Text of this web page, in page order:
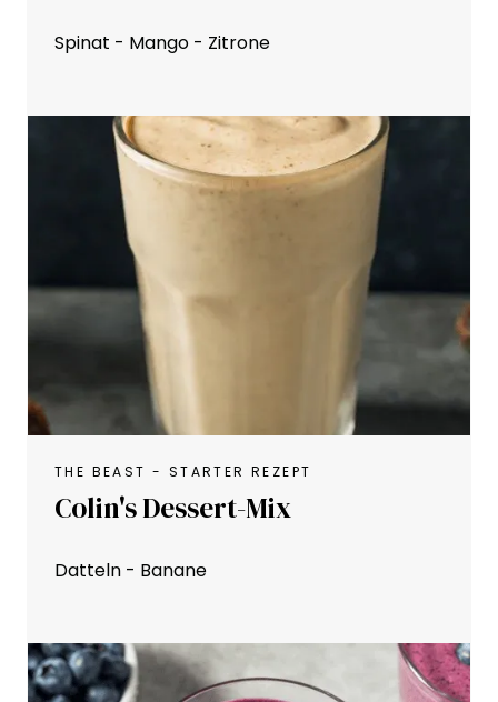
Spinat - Mango - Zitrone
THE BEAST - STARTER REZEPT
Colin's Dessert-Mix
Datteln - Banane